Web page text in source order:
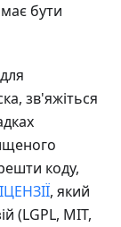
бути
зв'яжіться
коду,
, який
(LGPL, MIT,